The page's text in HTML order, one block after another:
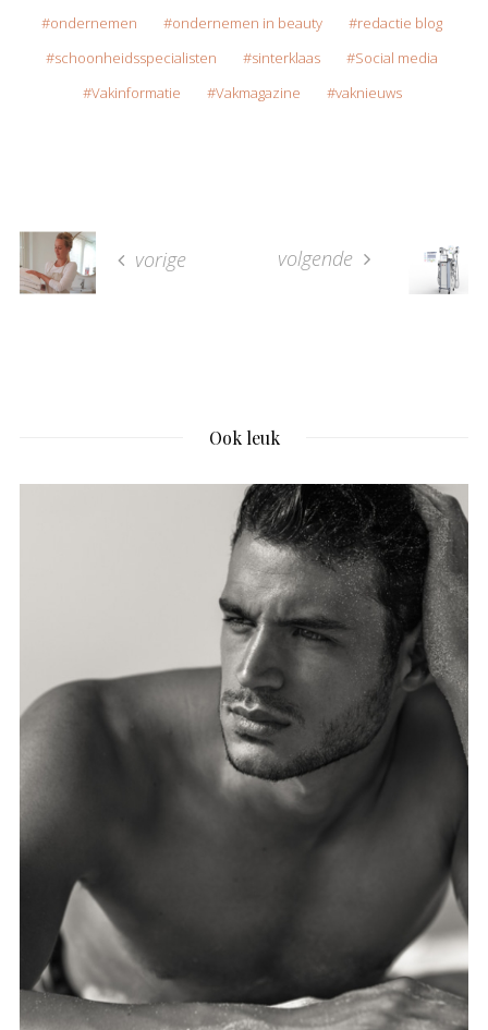
ondernemen
ondernemen in beauty
redactie blog
schoonheidsspecialisten
sinterklaas
Social media
Vakinformatie
Vakmagazine vaknieuws
vorige volgende
Ook leuk